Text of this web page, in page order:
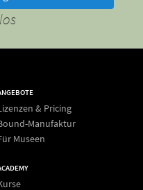
& Pricing
Manufaktur
Museen